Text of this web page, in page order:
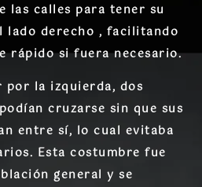
las calles para tener su
lado derecho , facilitando
rápido si fuera necesario.
por la izquierda, dos
cruzarse sin que sus
entre sí, lo cual evitaba
Esta costumbre fue
general y se